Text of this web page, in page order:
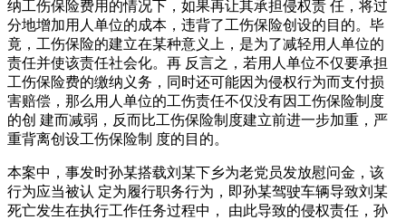
纳工伤保险费用的情况下，如果再让其承担侵权责 任，将过
分地增加用人单位的成本，违背了工伤保险创设的目的。毕
竟，工伤保险的建立在某种意义上，是为了减轻用人单位的
责任并使该责任社会化。再 反言之，若用人单位不仅要承担
工伤保险费的缴纳义务，同时还可能因为侵权行为而支付损
害赔偿，那么用人单位的工伤责任不仅没有因工伤保险制度
的创 建而减弱，反而比工伤保险制度建立前进一步加重，严
重背离创设工伤保险制 度的目的。
本案中，事发时孙某搭载刘某下乡为老党员发放慰问金，该
行为应当被认 定为履行职务行为，即孙某驾驶车辆导致刘某
死亡发生在执行工作任务过程中， 由此导致的侵权责任，孙